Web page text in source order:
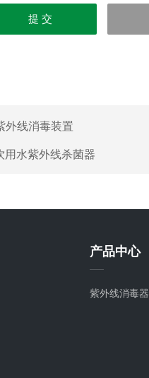
外线消毒装置
用水紫外线杀菌器
产品中心
紫外线消毒器